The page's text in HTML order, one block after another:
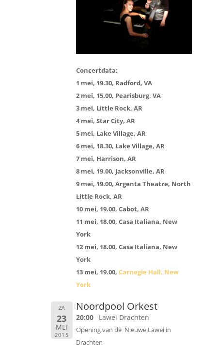
Concertdata:
1 mei, 19.30, Radford, VA
2 mei, 15.00, Pearisburg, VA
3 mei, Little Rock, AR
4 mei, Star City, AR
5 mei, Lake Village, AR
6 mei, 18.30, Lake Village, AR
7 mei, Harrison, AR
8 mei, 19.00, Jacksonville, AR
9 mei, 19.00, Argenta Theatre, North
Little Rock, AR
10 mei, 19.00, Cabot, AR
11 mei, 18.00, Casa Italiana, New
York
12 mei, 18.00, Casa Italiana, New
York
13 mei, 19.00, Carnegie Hall, New
York
ZA
23
MEI
2015
Noordpool Orkest
20:00 Lawei Drachten
Opening van de Nieuwe Lawei in
Drachten